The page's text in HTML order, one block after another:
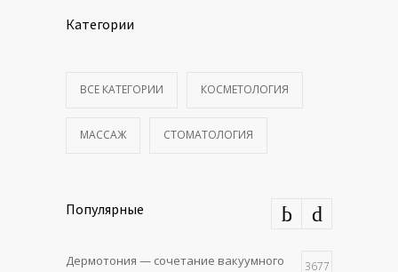
Категории
ВСЕ КАТЕГОРИИ КОСМЕТОЛОГИЯ
МАССАЖ СТОМАТОЛОГИЯ
Популярные
Дермотония — сочетание вакуумного
3677